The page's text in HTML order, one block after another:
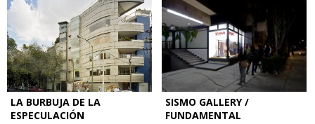
LA BURBUJA DE LA
ESPECULACIÓN
SISMO GALLERY /
FUNDAMENTAL